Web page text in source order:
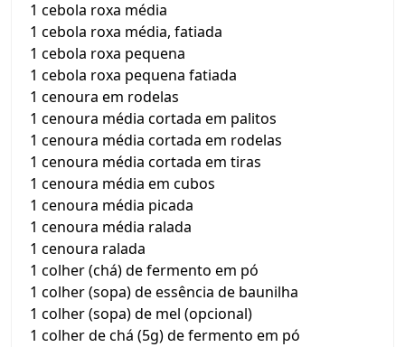
1 cebola roxa média
1 cebola roxa média, fatiada
1 cebola roxa pequena
1 cebola roxa pequena fatiada
1 cenoura em rodelas
1 cenoura média cortada em palitos
1 cenoura média cortada em rodelas
1 cenoura média cortada em tiras
1 cenoura média em cubos
1 cenoura média picada
1 cenoura média ralada
1 cenoura ralada
1 colher (chá) de fermento em pó
1 colher (sopa) de essência de baunilha
1 colher (sopa) de mel (opcional)
1 colher de chá (5g) de fermento em pó